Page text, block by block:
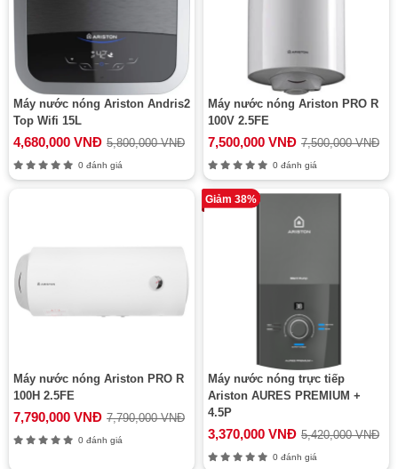
Máy nước nóng Ariston Andris2
Top Wifi 15L
4,680,000 VNĐ 5,800,000 VNĐ
0 đánh giá
Máy nước nóng Ariston PRO R
100V 2.5FE
7,500,000 VNĐ 7,500,000 VNĐ
0 đánh giá
Máy nước nóng Ariston PRO R
100H 2.5FE
7,790,000 VNĐ 7,790,000 VNĐ
0 đánh giá
Giảm 38%
Máy nước nóng trực tiếp
Ariston AURES PREMIUM +
4.5P
3,370,000 VNĐ 5,420,000 VNĐ
0 đánh giá